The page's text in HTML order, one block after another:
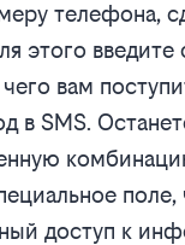
телефона,
этого введите
вам
в SMS.
поле,
доступ к